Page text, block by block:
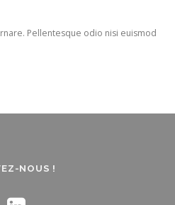
Pellentesque odio nisi euismod
NOUS !